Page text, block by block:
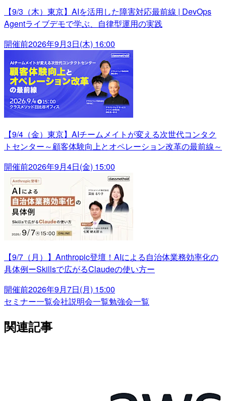
【9/3（木）東京】AIを活用した障害対応最前線 | DevOps
Agentライブデモで学ぶ、自律型運用の実践
開催前2026年9月3日(木) 16:00
【9/4（金）東京】AIチームメイトが変える次世代コンタク
トセンター～顧客体験向上とオペレーション改革の最前線～
開催前2026年9月4日(金) 15:00
【9/7（月）】Anthropic登壇！AIによる自治体業務効率化の
具体例ーSkillsで広がるClaudeの使い方ー
開催前2026年9月7日(月) 15:00
セミナー一覧会社説明会一覧勉強会一覧
関連記事